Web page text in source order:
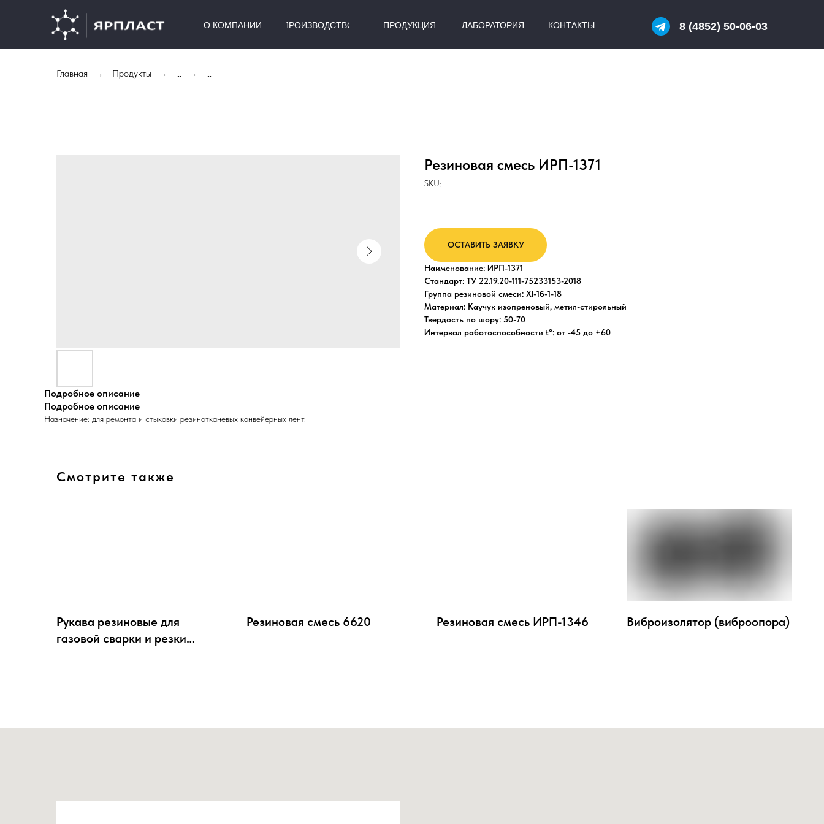
8 (4852) 50-06-03
О КОМПАНИИ ПРОИЗВОДСТВО ПРОДУКЦИЯ ЛАБОРАТОРИЯ КОНТАКТЫ
Главная → Продукты → ... → ...
Резиновая смесь ИРП-1371
SKU:
ОСТАВИТЬ ЗАЯВКУ
Наименование: ИРП-1371
Стандарт: ТУ 22.19.20-111-75233153-2018
Группа резиновой смеси: Xl-1б-1-18
Материал: Каучук изопреновый, метил-стирольный
Твердость по шору: 50-70
Интервал работоспособности t°: от -45 до +60
Подробное описание
Подробное описание
Назначение: для ремонта и стыковки резинотканевых конвейерных лент.
Смотрите также
Рукава резиновые для
газовой сварки и резки
Резиновая смесь 6620 Резиновая смесь ИРП-1346 Виброизолятор (виброопора)